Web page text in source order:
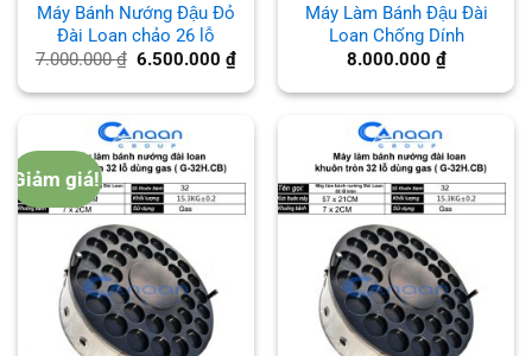
Máy Bánh Nướng Đậu Đỏ
Đài Loan chảo 26 lỗ
7.000.000₫ Giá
là:
6.500.000₫Giá
tại
6.500.000 ₫.
Máy Làm Bánh Đậu Đài
Loan Chống Dính
8.000.000 ₫
Giảm giá!